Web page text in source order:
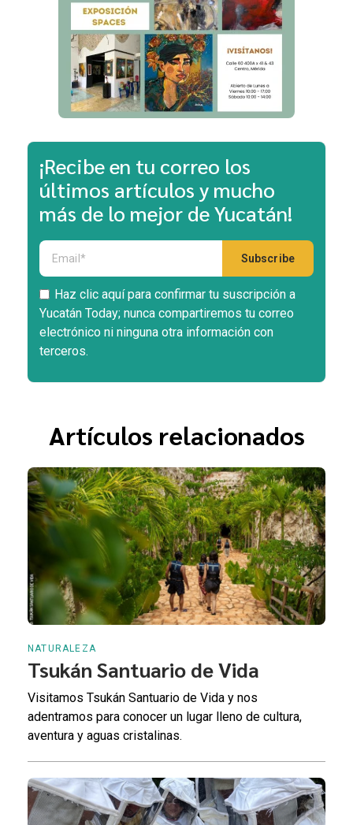
¡Recibe en tu correo los
últimos artículos y mucho
más de lo mejor de Yucatán!
Haz clic aquí para confirmar tu suscripción a
Yucatán Today; nunca compartiremos tu correo
electrónico ni ninguna otra información con
terceros.
Artículos relacionados
NATURALEZA
Tsukán Santuario de Vida
Visitamos Tsukán Santuario de Vida y nos
adentramos para conocer un lugar lleno de cultura,
aventura y aguas cristalinas.